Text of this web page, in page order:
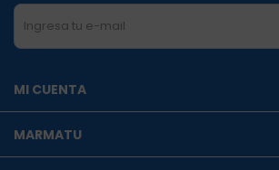
MI CUENTA
MARMATU